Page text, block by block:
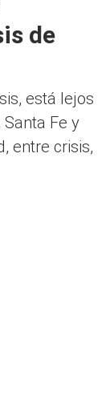
de
está lejos
Fe y
entre crisis,